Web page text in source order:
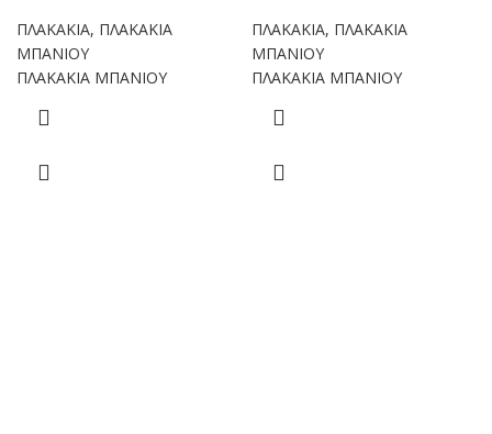
ΠΛΑΚΑΚΙΑ, ΠΛΑΚΑΚΙΑ
ΜΠΑΝΙΟΥ
ΠΛΑΚΑΚΙΑ ΜΠΑΝΙΟΥ
ΠΛΑΚΑΚΙΑ, ΠΛΑΚΑΚΙΑ
ΜΠΑΝΙΟΥ
ΠΛΑΚΑΚΙΑ ΜΠΑΝΙΟΥ